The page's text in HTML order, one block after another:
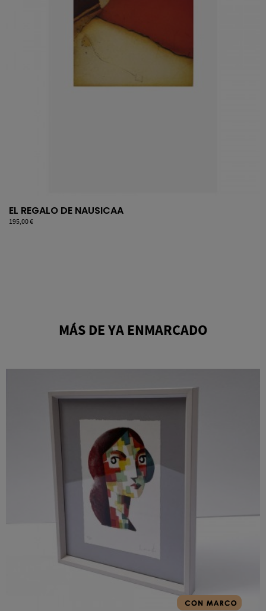
EL REGALO DE NAUSICAA
Precio
195,00 €
MÁS DE YA ENMARCADO